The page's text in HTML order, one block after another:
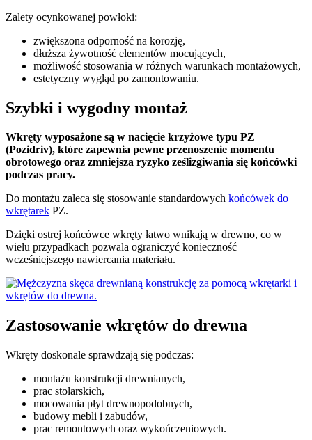
Zalety ocynkowanej powłoki:
zwiększona odporność na korozję,
dłuższa żywotność elementów mocujących,
możliwość stosowania w różnych warunkach montażowych,
estetyczny wygląd po zamontowaniu.
Szybki i wygodny montaż
Wkręty wyposażone są w nacięcie krzyżowe typu PZ
(Pozidriv), które zapewnia pewne przenoszenie momentu
obrotowego oraz zmniejsza ryzyko ześlizgiwania się końcówki
podczas pracy.
Do montażu zaleca się stosowanie standardowych końcówek do
wkrętarek PZ.
Dzięki ostrej końcówce wkręty łatwo wnikają w drewno, co w
wielu przypadkach pozwala ograniczyć konieczność
wcześniejszego nawiercania materiału.
Zastosowanie wkrętów do drewna
Wkręty doskonale sprawdzają się podczas:
montażu konstrukcji drewnianych,
prac stolarskich,
mocowania płyt drewnopodobnych,
budowy mebli i zabudów,
prac remontowych oraz wykończeniowych.